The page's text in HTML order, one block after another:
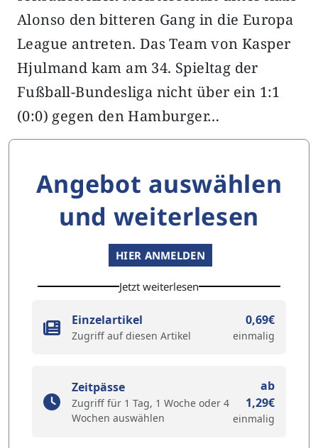
Alonso den bitteren Gang in die Europa
League antreten. Das Team von Kasper
Hjulmand kam am 34. Spieltag der
Fußball-Bundesliga nicht über ein 1:1
(0:0) gegen den Hamburger…
Angebot auswählen
und weiterlesen
HIER ANMELDEN
Jetzt weiterlesen
Einzelartikel
Zugriff auf diesen Artikel
0,69€
einmalig
Zeitpässe
Zugriff für 1 Tag, 1 Woche oder 4
Wochen auswählen
ab
1,29€
einmalig